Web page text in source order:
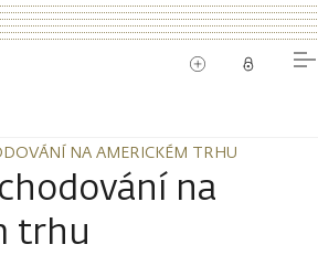
NA AMERICKÉM TRHU
NA AMERICKÉM TRHU
na
trhu